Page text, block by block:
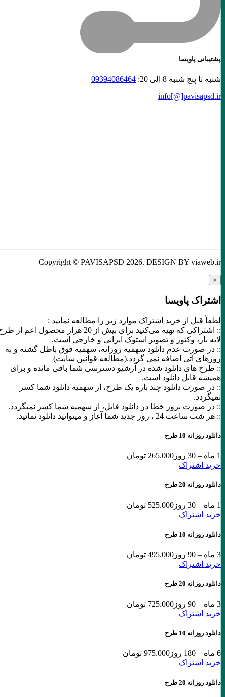
پشتیبانی پاویسا
شنبه تا پنج شنبه 8 الی 20:
09394086464
info[@]pavisapsd.ir
Copyright © PAVISAPSD2026 . DESIGN BY viaweb.ir
اشتراک پاویسا
لطفاً قبل از خرید اشتراک موارد زیر را مطالعه نمایید :
:: اشتراکی که تهیه می‌کنید برای بیش از 20 هزار محصول اعم از طرح
لایه باز، وکتور و تصویر استوک ایرانی و خارجی است.
:: در صورت عدم دانلود سهمیه روزانه، سهمیه فوق باطل گشته و به
روزهای آتی اضافه نمی گردد.(مطالعه قوانین سایت)
:: طرح های دانلود شده در آرشیو دسترسی شما باقی مانده و برای
همیشه قابل دانلود است.
:: در صورت دانلود چند باره یک طرح، از سهمیه دانلود شما کسر
نمیگردد.
:: در صورت بروز خطا در دانلود فایل، از سهمیه شما کسر نمیگردد.
:: هر شب ساعت 24 ،‌ روز جدید شما آغاز و میتوانید دانلود نمائید.
دانلود روزانه 10 طرح
265.000 تومان
خرید اشتراک
دانلود روزانه 20 طرح
525.000 تومان
خرید اشتراک
دانلود روزانه 10 طرح
495.000 تومان
خرید اشتراک
دانلود روزانه 20 طرح
725.000 تومان
خرید اشتراک
دانلود روزانه 10 طرح
975.000 تومان
خرید اشتراک
دانلود روزانه 20 طرح